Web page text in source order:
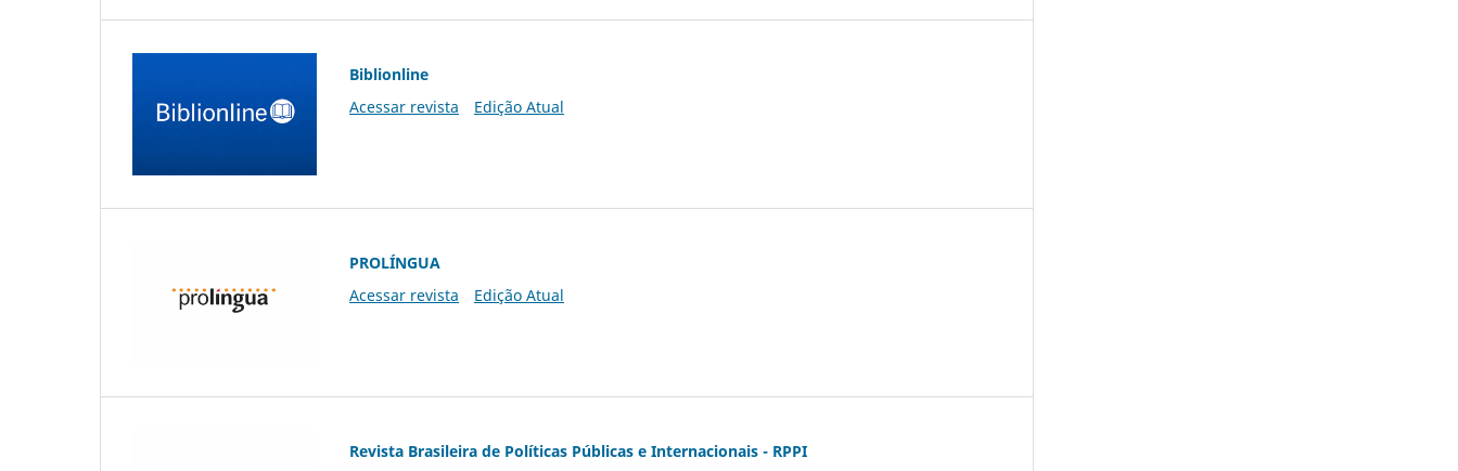
Biblionline
Acessar revista
Edição Atual
PROLÍNGUA
Acessar revista
Edição Atual
Revista Brasileira de Políticas Públicas e Internacionais - RPPI